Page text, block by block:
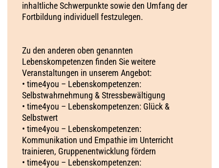
inhaltliche Schwerpunkte sowie den Umfang der
Fortbildung individuell festzulegen.
Zu den anderen oben genannten
Lebenskompetenzen finden Sie weitere
Veranstaltungen in unserem Angebot:
• time4you – Lebenskompetenzen:
Selbstwahrnehmung & Stressbewältigung
• time4you – Lebenskompetenzen: Glück &
Selbstwert
• time4you – Lebenskompetenzen:
Kommunikation und Empathie im Unterricht
trainieren, Gruppenentwicklung fördern
• time4you – Lebenskompetenzen: